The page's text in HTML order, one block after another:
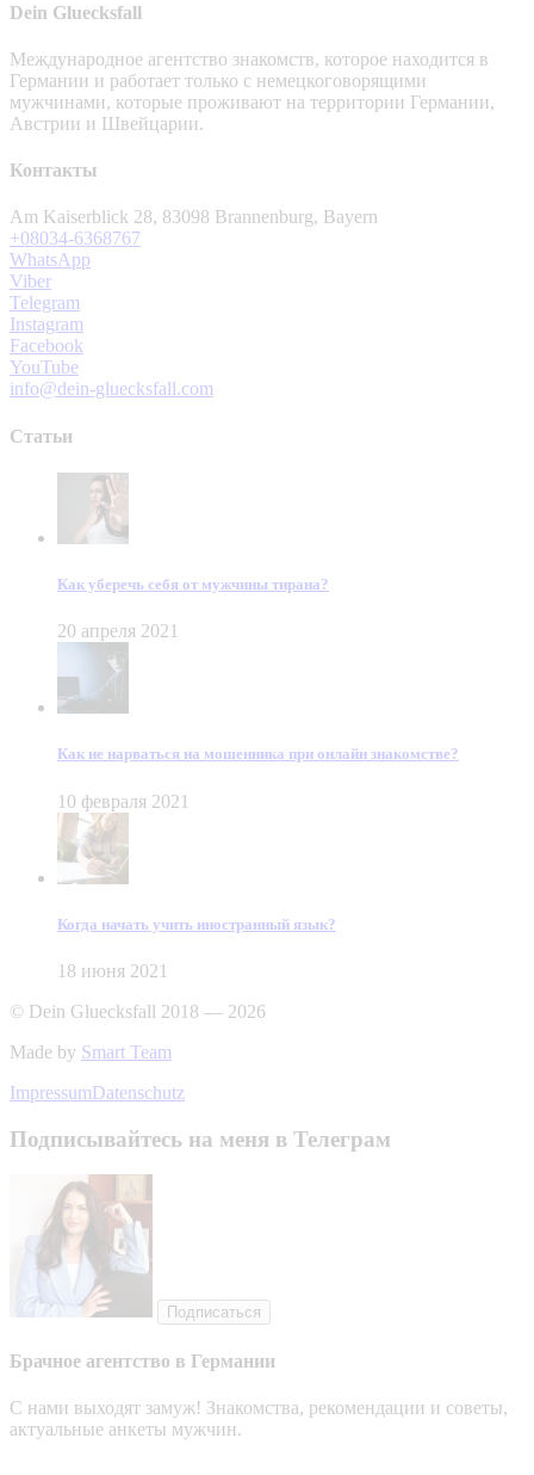
Dein Gluecksfall
Международное агентство знакомств, которое находится в
Германии и работает только с немецкоговорящими
мужчинами, которые проживают на территории Германии,
Австрии и Швейцарии.
Контакты
Am Kaiserblick 28, 83098 Brannenburg, Bayern
+08034-6368767
WhatsApp
Viber
Telegram
Instagram
Facebook
YouTube
info@dein-gluecksfall.com
Статьи
Как уберечь себя от мужчины тирана?
20 апреля 2021
Как не нарваться на мошенника при онлайн знакомстве?
10 февраля 2021
Когда начать учить иностранный язык?
18 июня 2021
© Dein Gluecksfall 2018 — 2026
Made by Smart Team
ImpressumDatenschutz
Подписывайтесь на меня в Телеграм
Подписаться
Брачное агентство в Германии
С нами выходят замуж! Знакомства, рекомендации и советы,
актуальные анкеты мужчин.